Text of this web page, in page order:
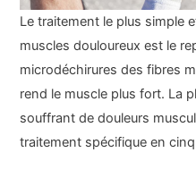
Le traitement le plus simple
muscles douloureux est le
microdéchirures des fibres
rend le muscle plus fort. La
souffrant de douleurs
traitement spécifique en